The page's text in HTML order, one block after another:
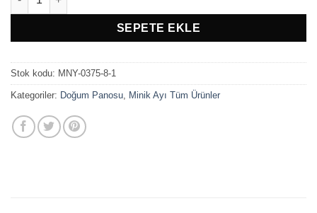
SEPETE EKLE
Stok kodu: MNY-0375-8-1
Kategoriler: Doğum Panosu Minik Ayı Tüm Ürünler